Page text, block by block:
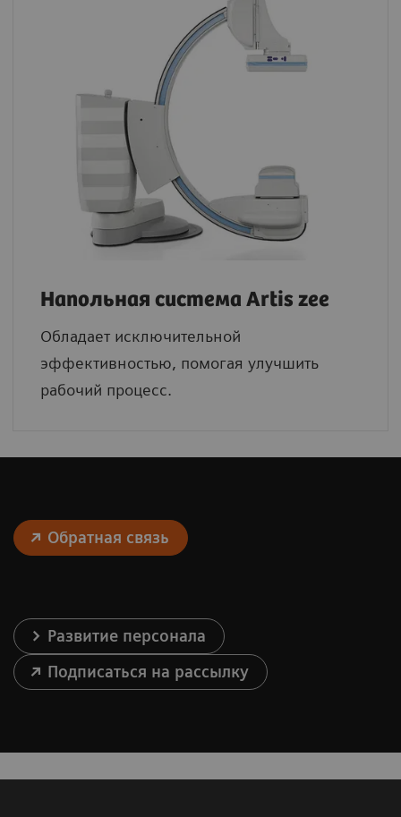
Напольная система Artis zee
Обладает исключительной
эффективностью, помогая улучшить
рабочий процесс.
Обратная связь
Развитие персонала
Подписаться на рассылку